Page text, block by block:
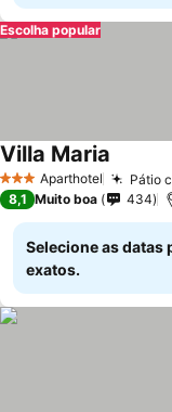
Escolha popular
3 EstrelasAparthotel Pátio
Villa Maria
8,1 Muito boa 434
Selecione as datas
exatos.